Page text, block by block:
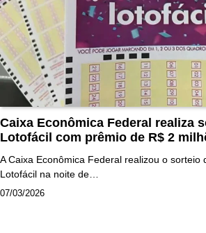
Caixa Econômica Federal realiza
Lotofácil com prêmio de R$ 2
A Caixa Econômica Federal realizou o sorteio
Lotofácil na noite de…
07/03/2026